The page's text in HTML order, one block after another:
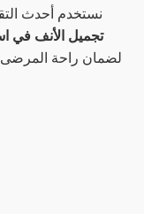
نستخدم أحدث
تجميل الأنف في
لضمان راحة